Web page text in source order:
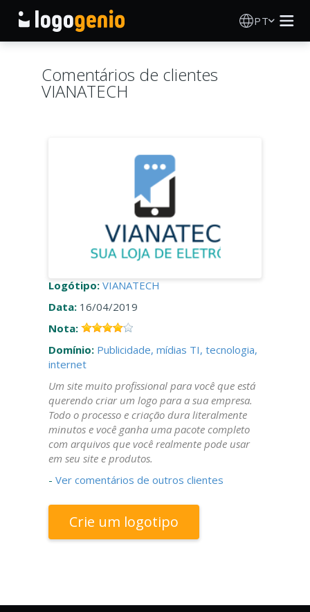
PT
Gerador de logótipos IA
INICIAR SESSÃO
Comentários de clientes
VIANATECH
Logótipo: VIANATECH
Data: 16/04/2019
Nota:
Domínio: Publicidade, mídias TI, tecnologia,
internet
Um site muito profissional para você que está
querendo criar um logo para a sua empresa.
Todo o processo e criação dura literalmente
minutos e você ganha uma pacote completo
com arquivos que você realmente pode usar
em seu site e produtos.
- Ver comentários de outros clientes
Crie um logotipo